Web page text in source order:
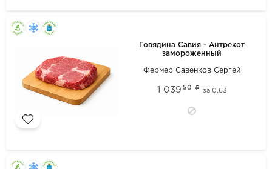
Говядина Савия - Антрекот
замороженный
Фермер Савенков Сергей
1 039 50 за 0.63